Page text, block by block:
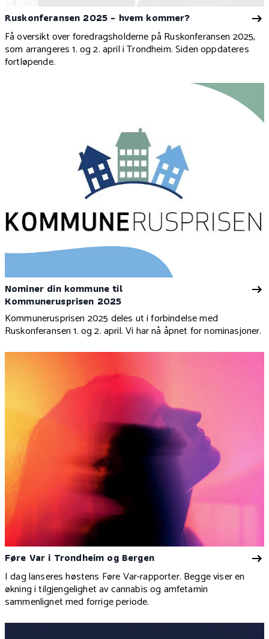
Ruskonferansen 2025 - hvem kommer?
Få oversikt over foredragsholderne på Ruskonferansen 2025,
som arrangeres 1. og 2. april i Trondheim. Siden oppdateres
fortløpende.
Nominer din kommune til
Kommunerusprisen 2025
Kommunerusprisen 2025 deles ut i forbindelse med
Ruskonferansen 1. og 2. april. Vi har nå åpnet for nominasjoner.
Føre Var i Trondheim og Bergen
I dag lanseres høstens Føre Var-rapporter. Begge viser en
økning i tilgjengelighet av cannabis og amfetamin
sammenlignet med forrige periode.